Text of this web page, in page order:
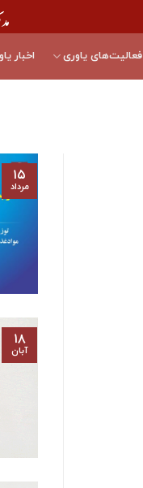
فعالیت‌های یاوری اخبار
۱۵
مرداد
۱۸
آبان